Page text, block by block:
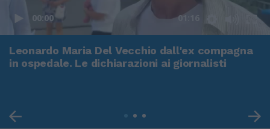
00:00 01:16
Leonardo Maria Del Vecchio dall'ex compagna
in ospedale. Le dichiarazioni ai giornalisti